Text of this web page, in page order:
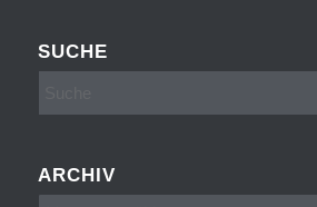
SUCHE
ARCHIV